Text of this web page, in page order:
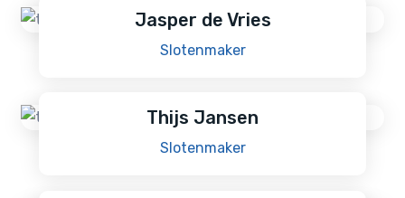
Jasper de Vries
Slotenmaker
Thijs Jansen
Slotenmaker